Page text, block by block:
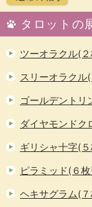
タロットの
ツーオラクル(
スリーオラクル
ゴールデントリ
ダイヤモンドク
ギリシャ十字(
ピラミッド(６
ヘキサグラム(